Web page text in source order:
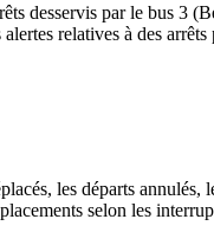
desservis par le bus 3
relatives à des
les départs annulés,
selon les